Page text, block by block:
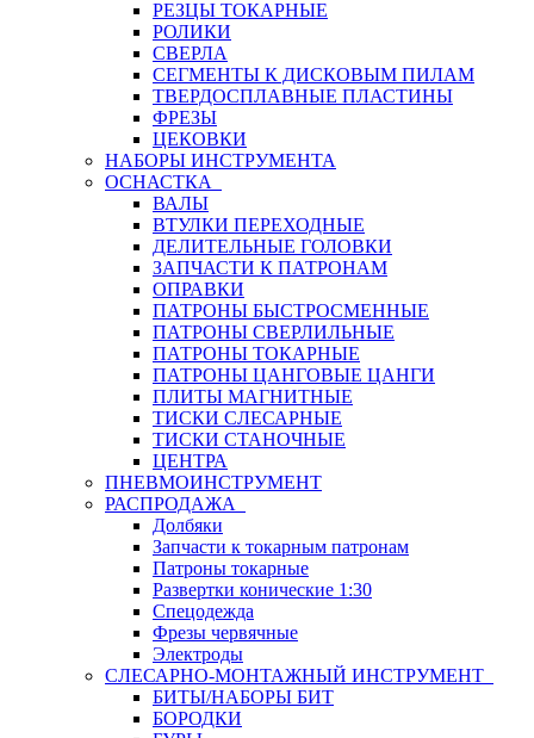
РЕЗЦЫ ТОКАРНЫЕ
РОЛИКИ
СВЕРЛА
СЕГМЕНТЫ К ДИСКОВЫМ ПИЛАМ
ТВЕРДОСПЛАВНЫЕ ПЛАСТИНЫ
ФРЕЗЫ
ЦЕКОВКИ
НАБОРЫ ИНСТРУМЕНТА
ОСНАСТКА
ВАЛЫ
ВТУЛКИ ПЕРЕХОДНЫЕ
ДЕЛИТЕЛЬНЫЕ ГОЛОВКИ
ЗАПЧАСТИ К ПАТРОНАМ
ОПРАВКИ
ПАТРОНЫ БЫСТРОСМЕННЫЕ
ПАТРОНЫ СВЕРЛИЛЬНЫЕ
ПАТРОНЫ ТОКАРНЫЕ
ПАТРОНЫ ЦАНГОВЫЕ ЦАНГИ
ПЛИТЫ МАГНИТНЫЕ
ТИСКИ СЛЕСАРНЫЕ
ТИСКИ СТАНОЧНЫЕ
ЦЕНТРА
ПНЕВМОИНСТРУМЕНТ
РАСПРОДАЖА
Долбяки
Запчасти к токарным патронам
Патроны токарные
Развертки конические 1:30
Спецодежда
Фрезы червячные
Электроды
СЛЕСАРНО-МОНТАЖНЫЙ ИНСТРУМЕНТ
БИТЫ/НАБОРЫ БИТ
БОРОДКИ